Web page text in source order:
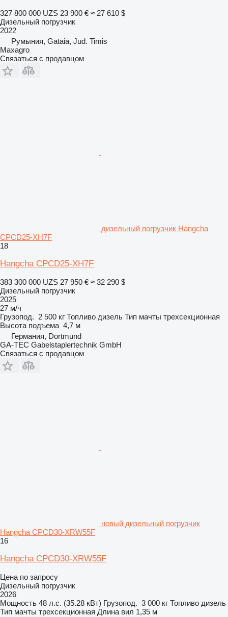
327 800 000 UZS 23 900 € ≈ 27 610 $
Дизельный погрузчик
2022
Румыния, Gataia, Jud. Timis
Maxagro
Связаться с продавцом
дизельный погрузчик Hangcha
CPCD25-XH7F
18
Hangcha CPCD25-XH7F
383 300 000 UZS 27 950 € ≈ 32 290 $
Дизельный погрузчик
2025
27 м/ч
Грузопод. 2 500 кг Топливо дизель Тип мачты трехсекционная
Высота подъема 4,7 м
Германия, Dortmund
GA-TEC Gabelstaplertechnik GmbH
Связаться с продавцом
новый дизельный погрузчик
Hangcha CPCD30-XRW55F
16
Hangcha CPCD30-XRW55F
Цена по запросу
Дизельный погрузчик
2026
Мощность 48 л.с. (35.28 кВт) Грузопод. 3 000 кг Топливо дизель
Тип мачты трехсекционная Длина вил 1,35 м